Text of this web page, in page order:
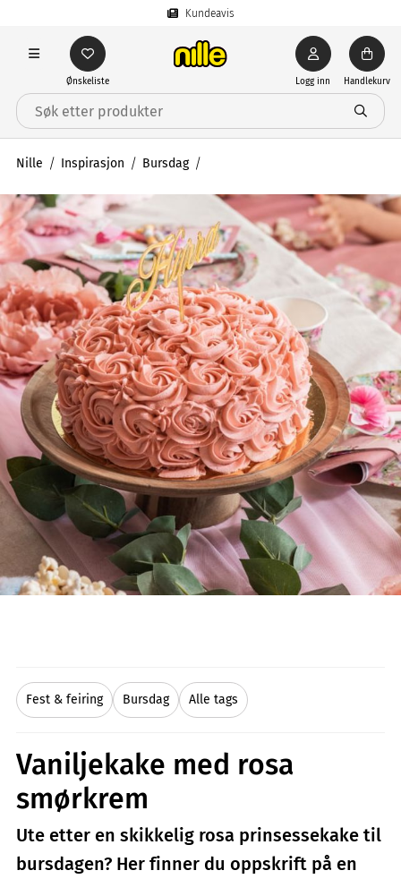
Kundeavis
Ønskeliste Logg inn Handlekurv
Nille Inspirasjon Bursdag
Fest & feiring Bursdag Alle tags
Vaniljekake med rosa
smørkrem
Ute etter en skikkelig rosa prinsessekake til
bursdagen? Her finner du oppskrift på en